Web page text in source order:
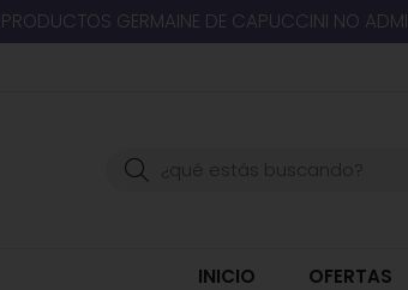
GERMAINE DE CAPUCCINI NO
Buscar
INICIO OFERTAS